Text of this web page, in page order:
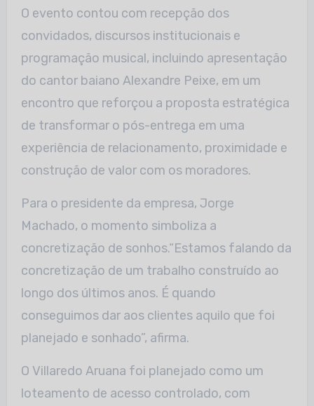
O evento contou com recepção dos
convidados, discursos institucionais e
programação musical, incluindo apresentação
do cantor baiano Alexandre Peixe, em um
encontro que reforçou a proposta estratégica
de transformar o pós-entrega em uma
experiência de relacionamento, proximidade e
construção de valor com os moradores.
Para o presidente da empresa, Jorge
Machado, o momento simboliza a
concretização de sonhos.“Estamos falando da
concretização de um trabalho construído ao
longo dos últimos anos. É quando
conseguimos dar aos clientes aquilo que foi
planejado e sonhado”, afirma.
O Villaredo Aruana foi planejado como um
loteamento de acesso controlado, com